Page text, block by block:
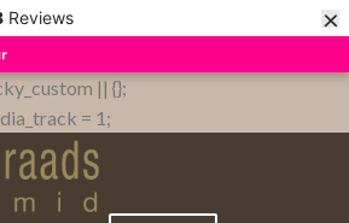
Reviews ×
|| {};
= 1;